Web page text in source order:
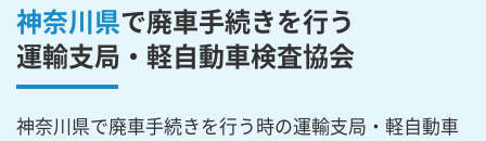
神奈川県で廃車手続きを行う
運輸支局・軽自動車検査協会
神奈川県で廃車手続きを行う時の運輸支局・軽自動車